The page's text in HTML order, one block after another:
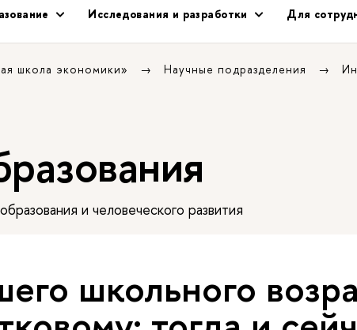
Исследования и разработки
Для
школа экономики» Научные подразделения
и человеческого развития
школьного